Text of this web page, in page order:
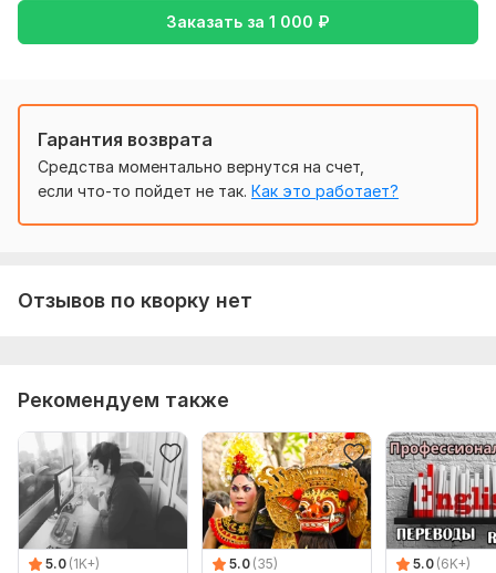
дети,
Другое
с Русского на Английский
Объем услуги в кворке:
Заказать за 1 000 ₽
Гарантия возврата
Средства моментально вернутся на счет,
если что-то пойдет не так. Как это работает?
Отзывов по кворку нет
Рекомендуем также
5.0 (1K+)
5.0 (35)
5.0 (6K+)